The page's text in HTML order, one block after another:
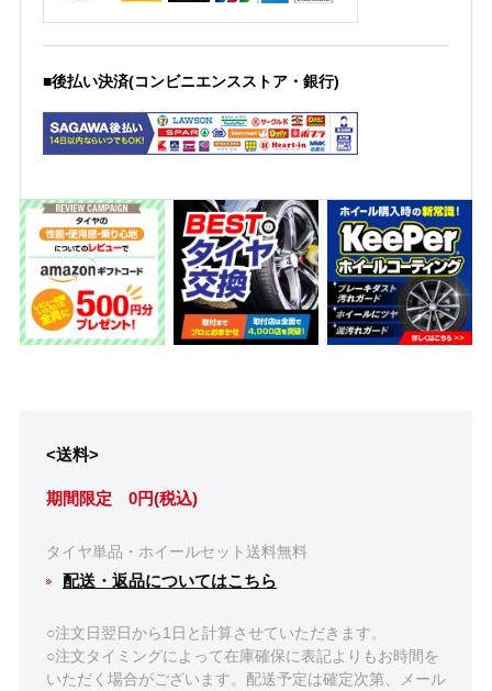
■後払い決済(コンビニエンスストア・銀行)
<送料>
期間限定 0円(税込)
タイヤ単品・ホイールセット送料無料
配送・返品についてはこちら
○注文日翌日から1日と計算させていただきます。
○注文タイミングによって在庫確保に表記よりもお時間を
いただく場合がございます。配送予定は確定次第、メール